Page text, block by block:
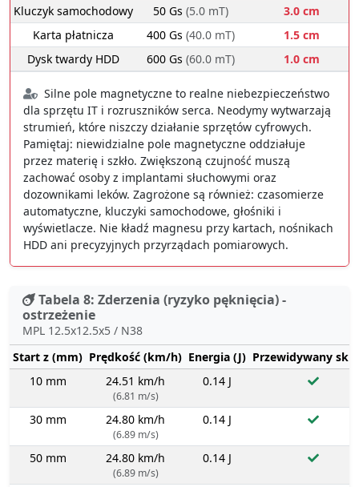
Kluczyk samochodowy
50 Gs (5.0 mT)
3.0 cm
Karta płatnicza
400 Gs (40.0 mT)
1.5 cm
Dysk twardy HDD
600 Gs (60.0 mT) 1.0 cm
Silne pole magnetyczne to realne niebezpieczeństwo
dla sprzętu IT i rozruszników serca. Neodymy wytwarzają
strumień, które niszczy działanie sprzętów cyfrowych.
Pamiętaj: niewidzialne pole magnetyczne oddziałuje
przez materię i szkło. Zwiększoną czujność muszą
zachować osoby z implantami słuchowymi oraz
dozownikami leków. Zagrożone są również: czasomierze
automatyczne, kluczyki samochodowe, głośniki i
wyświetlacze. Nie kładź magnesu przy kartach, nośnikach
HDD ani precyzyjnych przyrządach pomiarowych.
Tabela 8: Zderzenia (ryzyko pęknięcia) -
ostrzeżenie
MPL 12.5x12.5x5 / N38
Start z (mm) Prędkość (km/h) Energia (J) Przewidywany
10 mm
24.51 km/h
(6.81 m/s)
0.14 J
30 mm 24.80 km/h
(6.89 m/s)
0.14 J
50 mm 24.80 km/h
(6.89 m/s)
0.14 J